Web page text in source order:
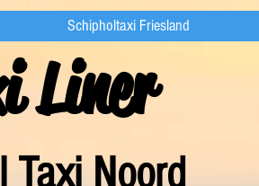
Schipholtaxi Friesland
Liner
Taxi Noord